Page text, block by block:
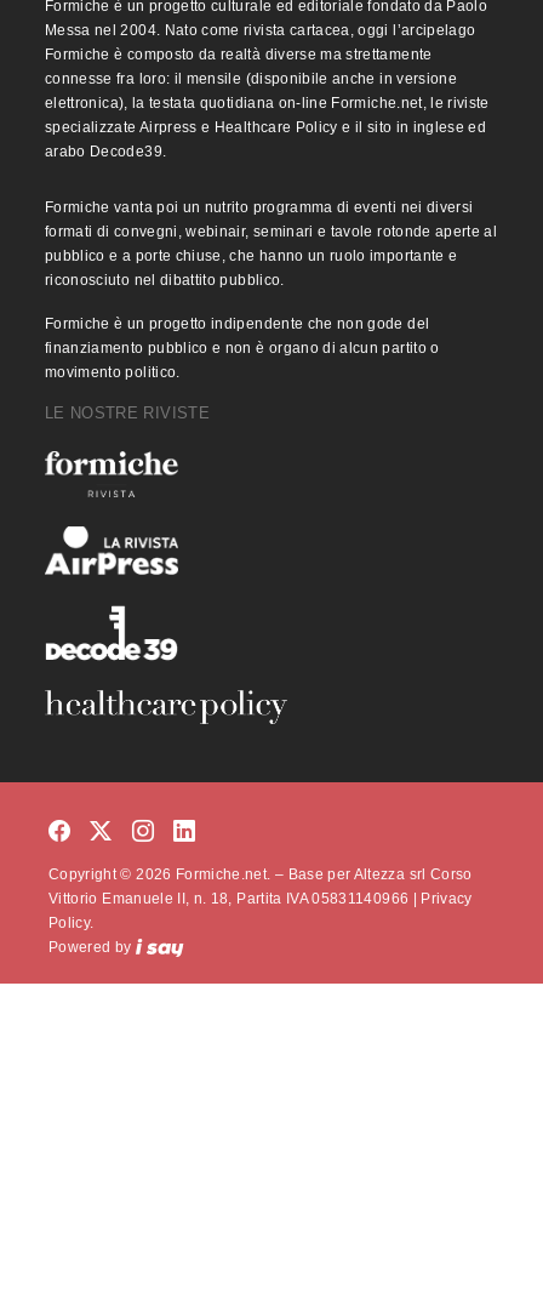
Formiche è un progetto culturale ed editoriale fondato da Paolo
Messa nel 2004. Nato come rivista cartacea, oggi l’arcipelago
Formiche è composto da realtà diverse ma strettamente
connesse fra loro: il mensile (disponibile anche in versione
elettronica), la testata quotidiana on-line Formiche.net, le riviste
specializzate Airpress e Healthcare Policy e il sito in inglese ed
arabo Decode39.
Formiche vanta poi un nutrito programma di eventi nei diversi
formati di convegni, webinair, seminari e tavole rotonde aperte al
pubblico e a porte chiuse, che hanno un ruolo importante e
riconosciuto nel dibattito pubblico.
Formiche è un progetto indipendente che non gode del
finanziamento pubblico e non è organo di alcun partito o
movimento politico.
LE NOSTRE RIVISTE
Copyright © 2026 Formiche.net. – Base per Altezza srl Corso
Vittorio Emanuele II, n. 18, Partita IVA 05831140966 |
Privacy
Policy.
Powered by